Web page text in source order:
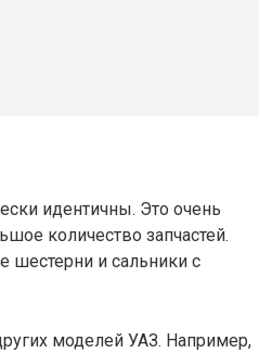
идентичны. Это очень
количество запчастей.
шестерни и сальники с
моделей УАЗ. Например,